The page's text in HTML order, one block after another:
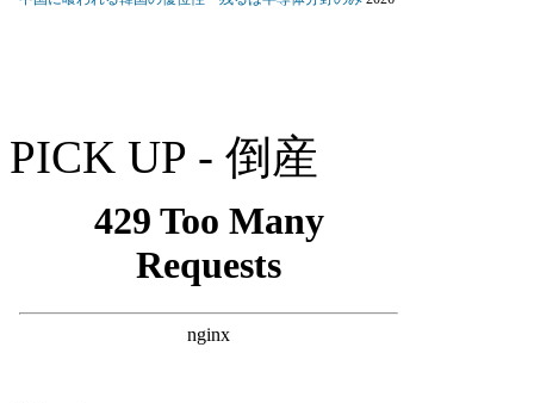
PICK UP - 倒産